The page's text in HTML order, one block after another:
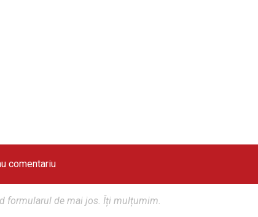
comentariu
formularul de mai jos. Îți mulțumim.